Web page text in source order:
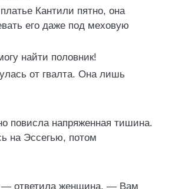
Кантили пятно, она
его даже под меховую
найти половник!
от гвалта. Она лишь
повисла напряженная тишина.
на Эссегью, потом
ответила женщина. — Вам